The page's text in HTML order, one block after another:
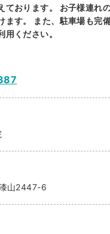
ております。 お子様連れ
ます。 また、駐車場も完
用ください。
山2447-6